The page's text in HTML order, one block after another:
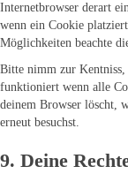
Internetbrowser derart
wenn ein Cookie
Möglichkeiten beachte
Bitte nimm zur Kentniss,
funktioniert wenn alle
deinem Browser löscht,
erneut besuchst.
9. Deine